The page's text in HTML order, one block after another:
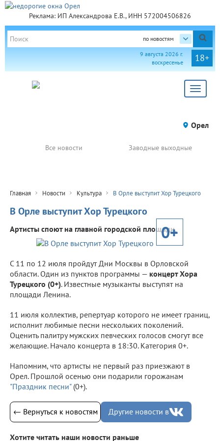
Реклама: ИП Александрова Е.В., ИНН 572004506826
по новостям
18+
9 августа 2026 г.
воскресенье
Toggle
Орел
Все новости Заводные выходные
Главная Новости Культура В Орле выступит Хор Турецкого
В Орле выступит Хор Турецкого
Артисты споют на главной городской площади.
0+
С 11 по 12 июля пройдут Дни Москвы в Орловской
области. Один из пунктов программы — концерт Хора
Турецкого (0+). Известные музыканты выступят на
площади Ленина.
11 июля коллектив, репертуар которого не имеет границ,
исполнит любимые песни нескольких поколений.
Оценить палитру мужских певческих голосов смогут все
желающие. Начало концерта в 18:30. Категория 0+.
Напомним, что артисты не первый раз приезжают в
Орел. Прошлой осенью они подарили горожанам
"Праздник песни"(0+).
← Вернуться к новостям Другие новости в
Хотите читать наши новости раньше